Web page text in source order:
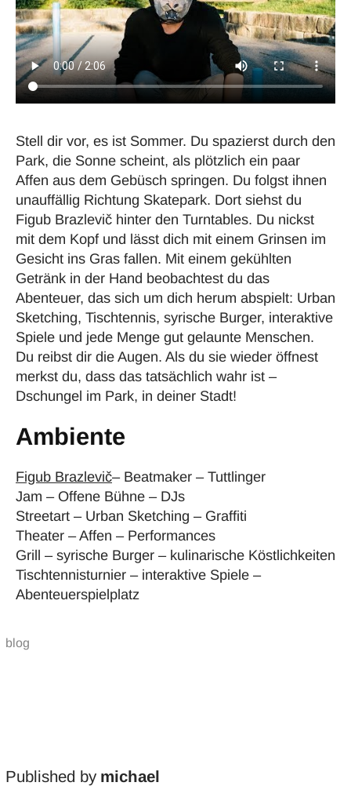
Stell dir vor, es ist Sommer. Du spazierst durch den
Park, die Sonne scheint, als plötzlich ein paar
Affen aus dem Gebüsch springen. Du folgst ihnen
unauffällig Richtung Skatepark. Dort siehst du
Figub Brazlevič hinter den Turntables. Du nickst
mit dem Kopf und lässt dich mit einem Grinsen im
Gesicht ins Gras fallen. Mit einem gekühlten
Getränk in der Hand beobachtest du das
Abenteuer, das sich um dich herum abspielt: Urban
Sketching, Tischtennis, syrische Burger, interaktive
Spiele und jede Menge gut gelaunte Menschen.
Du reibst dir die Augen. Als du sie wieder öffnest
merkst du, dass das tatsächlich wahr ist –
Dschungel im Park, in deiner Stadt!
Ambiente
Figub Brazlevič– Beatmaker – Tuttlinger
Jam – Offene Bühne – DJs
Streetart – Urban Sketching – Graffiti
Theater – Affen – Performances
Grill – syrische Burger – kulinarische Köstlichkeiten
Tischtennisturnier – interaktive Spiele –
Abenteuerspielplatz
Published by michael